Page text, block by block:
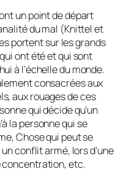
un point de départ
du mal (Knittel et
portent sur les grands
ont été et qui sont
à l’échelle du monde.
consacrées aux
aux rouages de ces
qui décide qu’un
la personne qui se
Chose qui peut se
conflit armé, lors d’une
concentration, etc.